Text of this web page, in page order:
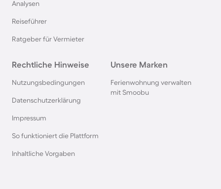
Ferienhäuser mit Pool in Berlin
Ferienhäuser mit Pool auf Texel
Ferienhäuser mit Pool in Oberstdorf
Analysen
Reiseführer
Ratgeber für Vermieter
Rechtliche Hinweise
Nutzungsbedingungen
Datenschutzerklärung
Impressum
So funktioniert die Plattform
Inhaltliche Vorgaben
Unsere Marken
Ferienwohnung verwalten
mit Smoobu